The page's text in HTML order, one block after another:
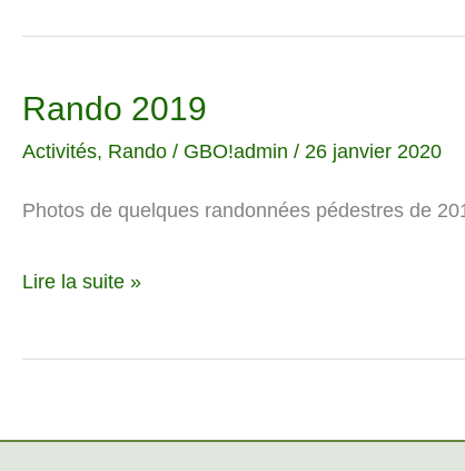
Rando 2019
Activités, Rando / GBO!admin / 26 janvier 2020
Photos de quelques randonnées pédestres de
Rando
2019
Lire la suite »